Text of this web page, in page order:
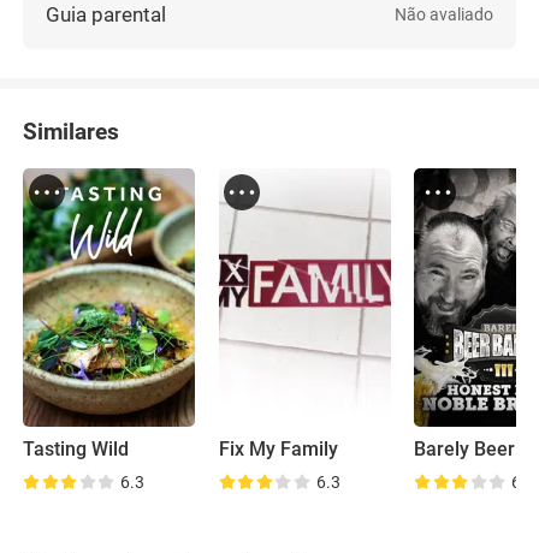
Guia parental Não avaliado
Similares
Tasting Wild
6.3
Fix My Family
6.3
Barely Beer
6.2